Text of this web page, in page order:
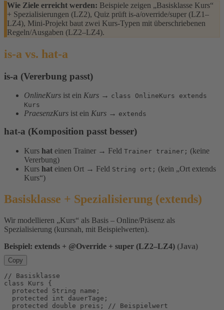
Wie Ziele erreicht werden: Beispiele zeigen „Basisklasse Kurs“
+ Spezialisierungen (LZ2), Quiz prüft is-a/override/super (LZ1–
LZ4), Mini-Projekt baut zwei Kurs-Typen mit überschriebenen
Regeln/Ausgaben (LZ2–LZ4).
is-a vs. hat-a
is-a (Vererbung passt)
OnlineKurs ist ein Kurs → class OnlineKurs extends
Kurs
PraesenzKurs ist ein Kurs → extends
hat-a (Komposition passt besser)
Kurs hat einen Trainer → Feld Trainer trainer; (keine
Vererbung)
Kurs hat einen Ort → Feld String ort; (kein „Ort extends
Kurs“)
Basisklasse + Spezialisierung (extends)
Wir modellieren „Kurs“ als Basis – Online/Präsenz als
Spezialisierung (kursnah, mit Beispielwerten).
Beispiel: extends + @Override + super (LZ2–LZ4) (Java)
Copy
// Basisklasse
class Kurs {
  protected String name;
  protected int dauerTage;
  protected double preis; // Beispielwert